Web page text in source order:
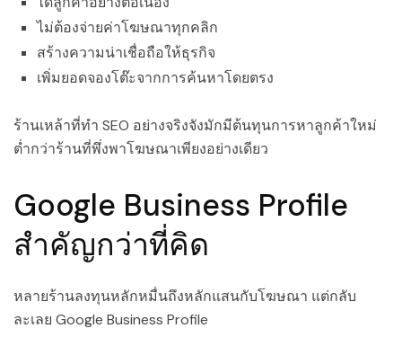
ไม่ต้องจ่ายค่าโฆษณาทุกคลิก
สร้างความน่าเชื่อถือให้ธุรกิจ
เพิ่มยอดจองโต๊ะจากการค้นหาโดยตรง
ร้านเหล้าที่ทำ SEO อย่างจริงจังมักมีต้นทุนการหาลูกค้าใหม่
ต่ำกว่าร้านที่พึ่งพาโฆษณาเพียงอย่างเดียว
Google Business Profile
สำคัญกว่าที่คิด
หลายร้านลงทุนหลักหมื่นถึงหลักแสนกับโฆษณา แต่กลับ
ละเลย Google Business Profile